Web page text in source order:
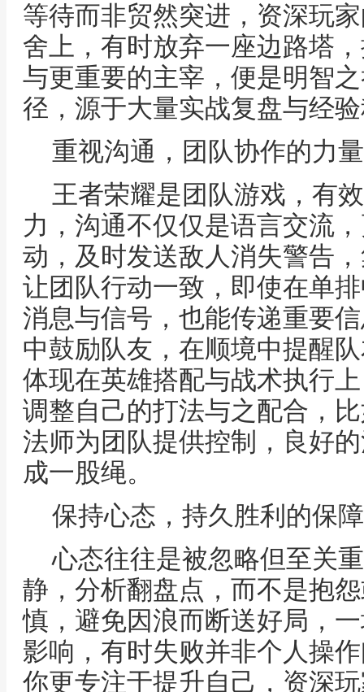
等待而非贸然突进，资深玩
舍上，有时放弃一座边路塔
与更重要的主宰，便是明智
径，源于大量实战复盘与经
重视沟通，团队协作的力量
王者荣耀是团队游戏，有
力，沟通不仅仅是语言交流
动，及时发送敌人消失警告
让团队行动一致，即使在单
消息与信号，也能传递重要
中鼓励队友，在顺境中提醒
体现在英雄搭配与战术执行
调整自己的打法与之配合，
法师为团队提供控制，良好
成一股绳。
保持心态，持久胜利的保障
心态往往是被忽略但至关
静，分析翻盘点，而不是抱
慎，避免因浪而断送好局，
影响，有时失败并非个人操
你更专注于提升自己，资深